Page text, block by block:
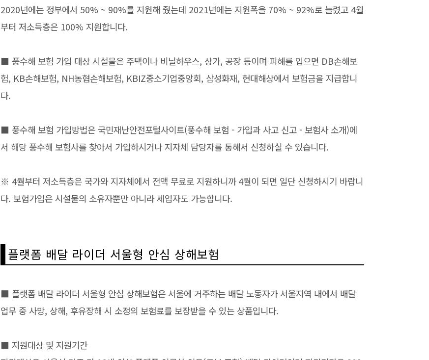
2020년에는 정부에서 50% ~ 90%를 지원해 줬는데 2021년에는 지원폭을 70% ~ 92%로 늘렸고 4월
부터 저소득층은 100% 지원합니다.
■ 풍수해 보험 가입 대상 시설물은 주택이나 비닐하우스, 상가, 공장 등이며 피해를 입으면 DB손해보
험, KB손해보험, NH농협손해보험, KBIZ중소기업중앙회, 삼성화재, 현대해상에서 보험금을 지급합니
다.
■ 풍수해 보험 가입방법은 국민재난안전포털사이트(풍수해 보험 - 가입과 사고 신고 - 보험사 소개)에
서 해당 풍수해 보험사를 찾아서 가입하시거나 지자체 담당자를 통해서 신청하실 수 있습니다.
※ 4월부터 저소득층은 국가와 지자체에서 전액 무료로 지원하니까 4월이 되면 일단 신청하시기 바랍니
다. 보험가입은 시설물의 소유자뿐만 아니라 세입자도 가능합니다.
플랫폼 배달 라이더 서울형 안심 상해보험
■ 플랫폼 배달 라이더 서울형 안심 상해보험은 서울에 거주하는 배달 노동자가 서울지역 내에서 배달
업무 중 사망, 상해, 후유장해 시 소정의 보험료를 보장받을 수 있는 상품입니다.
■ 지원대상 및 지원기간